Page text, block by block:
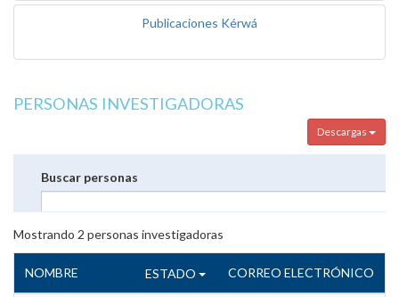
Publicaciones Kérwá
PERSONAS INVESTIGADORAS
Descargas
Buscar personas
Mostrando 2 personas investigadoras
NOMBRE ESTADO CORREO ELECTRÓNICO